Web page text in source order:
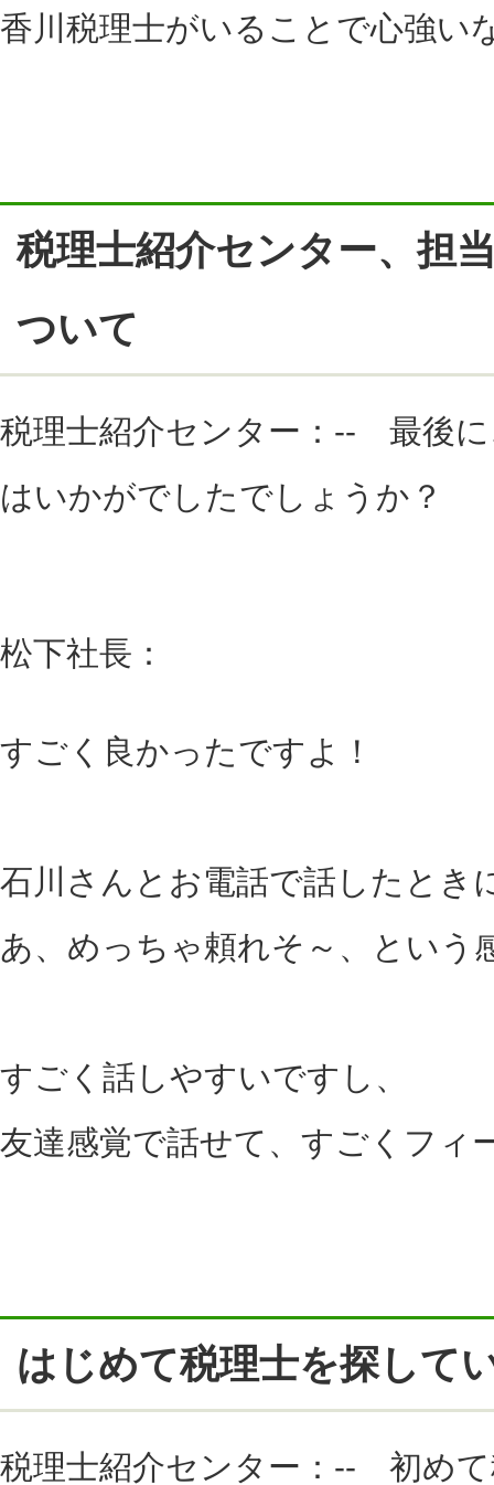
香川税理士がいることで心強い
税理士紹介センター、担
ついて
税理士紹介センター：-- 最後
はいかがでしたでしょうか？
松下社長：
すごく良かったですよ！
石川さんとお電話で話したとき
あ、めっちゃ頼れそ～、という
すごく話しやすいですし、
友達感覚で話せて、すごくフィ
はじめて税理士を探して
税理士紹介センター：-- 初め